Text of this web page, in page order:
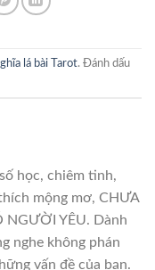
lá bài Tarot. Đánh dấu
học, chiêm tinh,
mộng mơ, CHƯA
NGƯỜI YÊU. Dành
nghe không phán
vấn đề của bạn.